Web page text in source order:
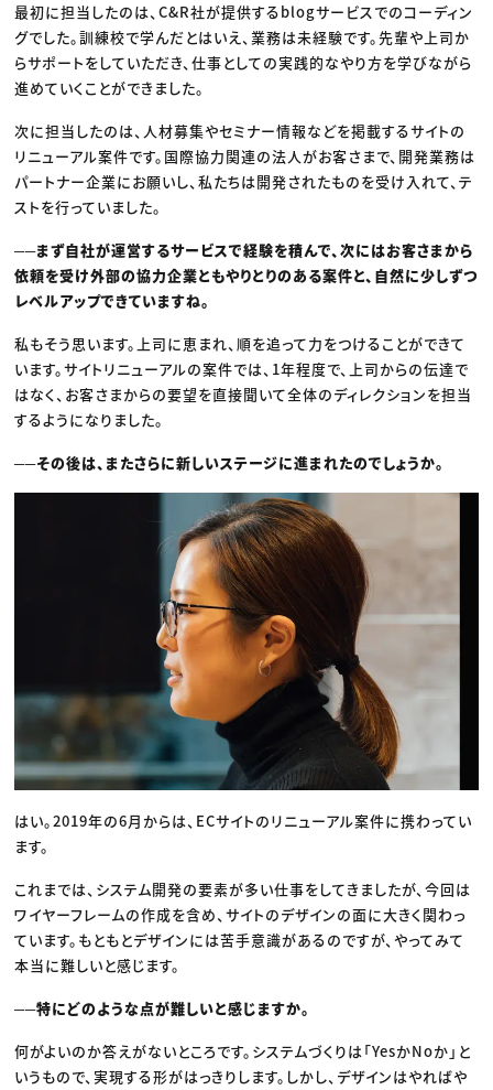
最初に担当したのは、C&R社が提供するblogサービスでのコーディン
グでした。訓練校で学んだとはいえ、業務は未経験です。先輩や上司か
らサポートをしていただき、仕事としての実践的なやり方を学びながら
進めていくことができました。
次に担当したのは、人材募集やセミナー情報などを掲載するサイトの
リニューアル案件です。国際協力関連の法人がお客さまで、開発業務は
パートナー企業にお願いし、私たちは開発されたものを受け入れて、テ
ストを行っていました。
──まず自社が運営するサービスで経験を積んで、次にはお客さまから
依頼を受け外部の協力企業ともやりとりのある案件と、自然に少しずつ
レベルアップできていますね。
私もそう思います。上司に恵まれ、順を追って力をつけることができて
います。サイトリニューアルの案件では、1年程度で、上司からの伝達で
はなく、お客さまからの要望を直接聞いて全体のディレクションを担当
するようになりました。
──その後は、またさらに新しいステージに進まれたのでしょうか。
はい。2019年の6月からは、ECサイトのリニューアル案件に携わってい
ます。
これまでは、システム開発の要素が多い仕事をしてきましたが、今回は
ワイヤーフレームの作成を含め、サイトのデザインの面に大きく関わっ
ています。もともとデザインには苦手意識があるのですが、やってみて
本当に難しいと感じます。
──特にどのような点が難しいと感じますか。
何がよいのか答えがないところです。システムづくりは「YesかNoか」と
いうもので、実現する形がはっきりします。しかし、デザインはやればや